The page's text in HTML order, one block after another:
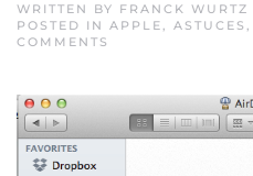
WRITTEN BY FRANCK WURTZ
POSTED IN APPLE, ASTUCES ,
COMMENTS
VOTRE
INTERFACE